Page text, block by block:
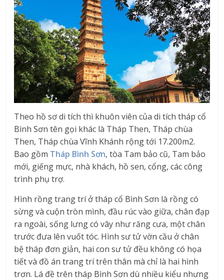
Theo hồ sơ di tích thì khuôn viên của di tích tháp cổ
Bình Sơn tên gọi khác là Tháp Then, Tháp chùa
Then, Tháp chùa Vĩnh Khánh rộng tới 17.200m2.
Bao gồm Tháp Bình Sơn, tòa Tam bảo cũ, Tam bảo
mới, giếng mực, nhà khách, hồ sen, cổng, các công
trình phụ trợ.
Hình rồng trang trí ở tháp cổ Bình Sơn là rồng có
sừng và cuộn tròn mình, đầu rúc vào giữa, chân đạp
ra ngoài, sống lưng có vây như răng cưa, một chân
trước đưa lên vuốt tóc. Hình sư tử vờn cầu ở chân
bệ tháp đơn giản, hai con sư tử đều không có họa
tiết và đồ án trang trí trên thân mà chỉ là hai hình
trơn. Lá đề trên tháp Bình Sơn dù nhiều kiểu nhưng